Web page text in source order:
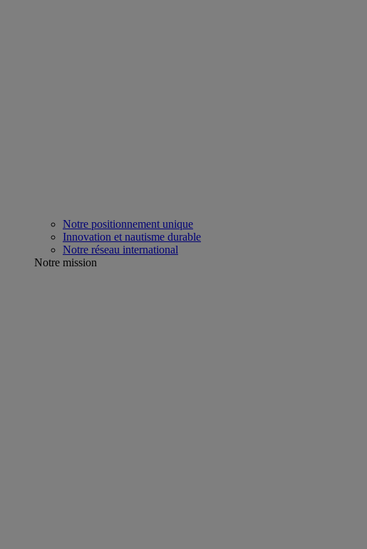
Notre positionnement unique
Innovation et nautisme durable
Notre réseau international
Notre mission